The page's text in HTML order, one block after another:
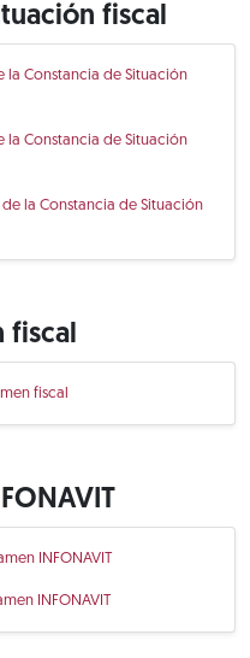
fiscal
la Constancia de Situación
la Constancia de Situación
la Constancia de Situación
fiscal
fiscal
INFONAVIT
INFONAVIT